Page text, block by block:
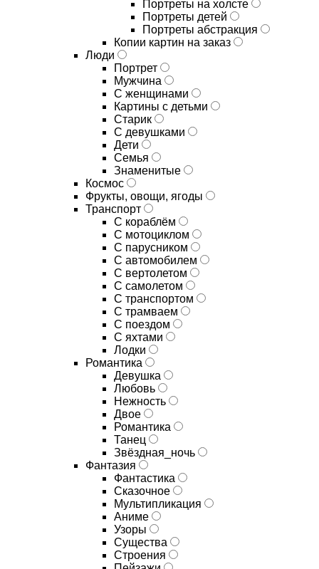
Портреты на холсте
Портреты детей
Портреты абстракция
Копии картин на заказ
Люди
Портрет
Мужчина
С женщинами
Картины с детьми
Старик
С девушками
Дети
Семья
Знаменитые
Космос
Фрукты, овощи, ягоды
Транспорт
С кораблём
С мотоциклом
С парусником
С автомобилем
С вертолетом
С самолетом
С транспортом
С трамваем
С поездом
С яхтами
Лодки
Романтика
Девушка
Любовь
Нежность
Двое
Романтика
Танец
Звёздная_ночь
Фантазия
Фантастика
Сказочное
Мультипликация
Аниме
Узоры
Существа
Строения